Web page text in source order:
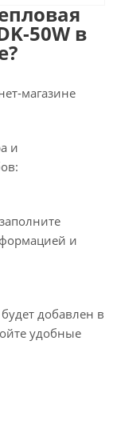
50W в
магазине
и
и
добавлен в
удобные